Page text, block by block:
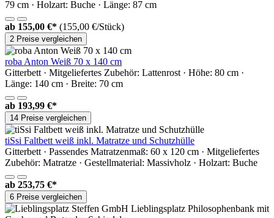
79 cm · Holzart: Buche · Länge: 87 cm
ab 155,00 €* (155,00 €/Stück)
2 Preise vergleichen
roba Anton Weiß 70 x 140 cm
Gitterbett · Mitgeliefertes Zubehör: Lattenrost · Höhe: 80 cm ·
Länge: 140 cm · Breite: 70 cm
ab 193,99 €*
14 Preise vergleichen
tiSsi Faltbett weiß inkl. Matratze und Schutzhülle
Gitterbett · Passendes Matratzenmaß: 60 x 120 cm · Mitgeliefertes
Zubehör: Matratze · Gestellmaterial: Massivholz · Holzart: Buche
ab 253,75 €*
6 Preise vergleichen